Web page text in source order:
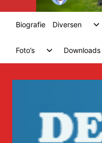
Biografie Diversen
Foto’s
ToggleDownloads